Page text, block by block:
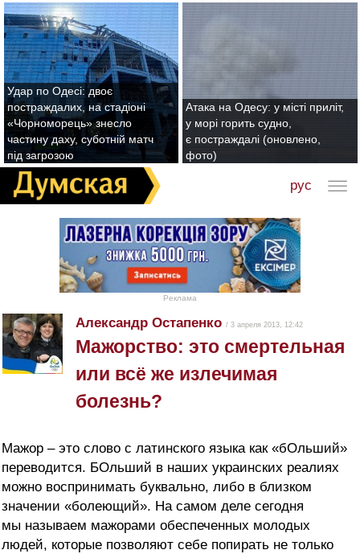
Удар по Одесі: двоє
постраждалих, на стадіоні
«Чорноморець» знесло
частину даху, суботній матч
під загрозою
Атака на Одесу: у місті приліт,
у морі горить судно,
є постраждалі (оновлено,
фото)
рус
Реклама
Александр Остапенко / 3 апреля 2013, 12:42
Мажорство: это смертельная
или всё же излечимая
болезнь?
Мажор – это слово с латинского языка как «бОльший»
переводится. БОльший в наших украинских реалиях
можно воспринимать буквально, либо в близком
значении «болеющий». На самом деле сегодня
мы называем мажорами обеспеченных молодых
людей, которые позволяют себе попирать не только